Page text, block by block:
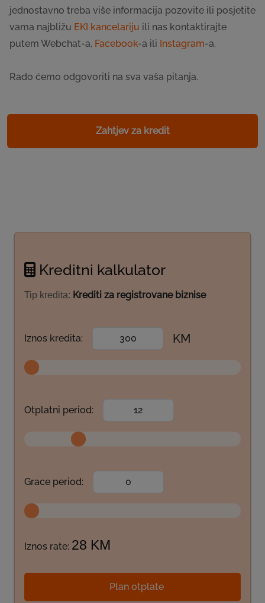
jednostavno treba više informacija pozovite ili posjetite
vama najbližu EKI kancelariju ili nas kontaktirajte
putem Webchat-a, Facebook-a ili Instagram-a.
Rado ćemo odgovoriti na sva vaša pitanja.
Zahtjev za kredit
Kreditni kalkulator
Tip kredita: Krediti za registrovane biznise
Iznos kredita: KM
Otplatni period:
Grace period:
Iznos rate: 28 KM
Plan otplate